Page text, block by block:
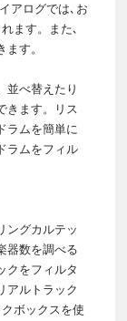
アログでは､お
ます。また､
す。
並べ替えたり
きます。リス
ラムを簡単に
ラムをフィル
ングカルテッ
器数を調べる
クをフィルタ
アルトラック
ボックスを使